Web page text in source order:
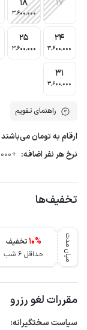
3٬600٬000
24
3٬600٬000
25
3٬600٬000
31
3٬600٬000
راهنمای تقویم
ارقام به تومان می‌باشند
نرخ هر نفر اضافه: +650٬000 تومان / بیشتر از 4 نفر
تخفیف‌ها
میان مدت 10%
تخفیف
حداقل 6 شب
مقررات لغو رزرو
سیاست سختگیرانه: